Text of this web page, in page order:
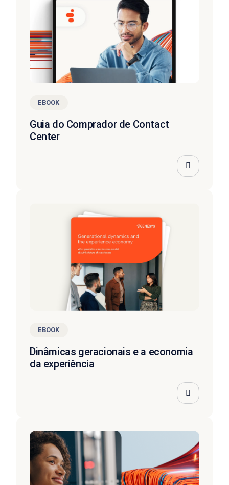
EBOOK
Guia do Comprador de Contact
Center
EBOOK
Dinâmicas geracionais e a economia
da experiência